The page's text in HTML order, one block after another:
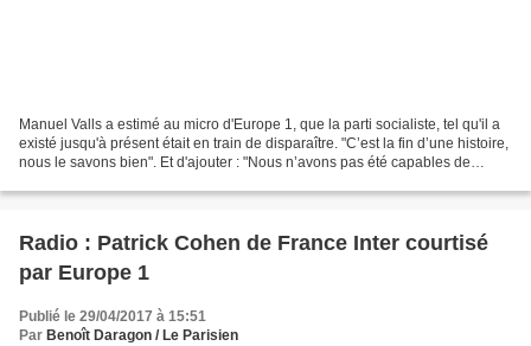
Manuel Valls a estimé au micro d'Europe 1, que la parti socialiste, tel qu'il a
existé jusqu'à présent était en train de disparaître. "C’est la fin d’une histoire,
nous le savons bien". Et d'ajouter : "Nous n’avons pas été capables de
Radio : Patrick Cohen de France Inter courtisé
par Europe 1
Publié le 29/04/2017 à 15:51
Par Benoît Daragon / Le Parisien